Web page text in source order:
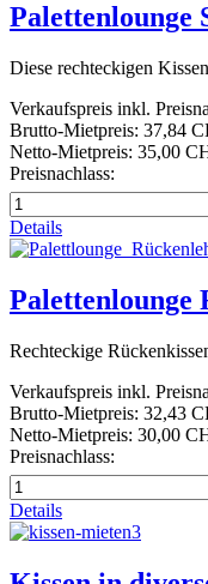
Palettenlounge
Diese rechteckigen
Verkaufspreis inkl.
Brutto-Mietpreis: 37,84
Netto-Mietpreis: 35,00
Preisnachlass:
Details
Palettenlounge
Rechteckige
Verkaufspreis inkl.
Brutto-Mietpreis: 32,43
Netto-Mietpreis: 30,00
Preisnachlass:
Details